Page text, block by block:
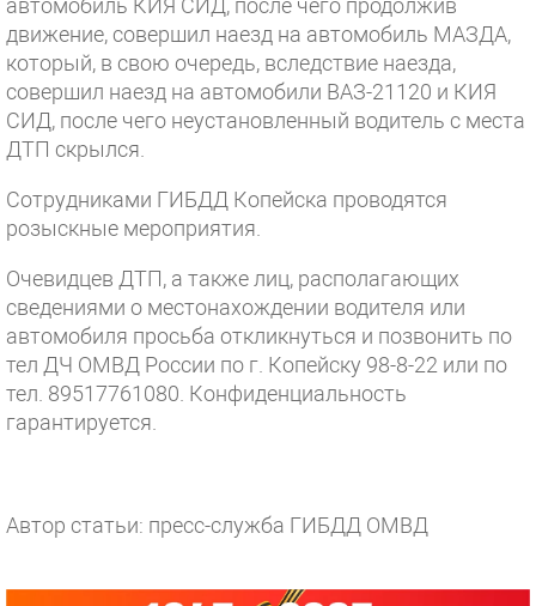
автомобиль КИЯ СИД, после чего продолжив
движение, совершил наезд на автомобиль МАЗДА,
который, в свою очередь, вследствие наезда,
совершил наезд на автомобили ВАЗ-21120 и КИЯ
СИД, после чего неустановленный водитель с места
ДТП скрылся.
Сотрудниками ГИБДД Копейска проводятся
розыскные мероприятия.
Очевидцев ДТП, а также лиц, располагающих
сведениями о местонахождении водителя или
автомобиля просьба откликнуться и позвонить по
тел ДЧ ОМВД России по г. Копейску 98-8-22 или по
тел. 89517761080. Конфиденциальность
гарантируется.
Автор статьи: пресс-служба ГИБДД ОМВД